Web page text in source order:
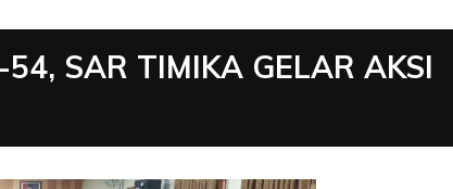
SAR TIMIKA GELAR AKSI